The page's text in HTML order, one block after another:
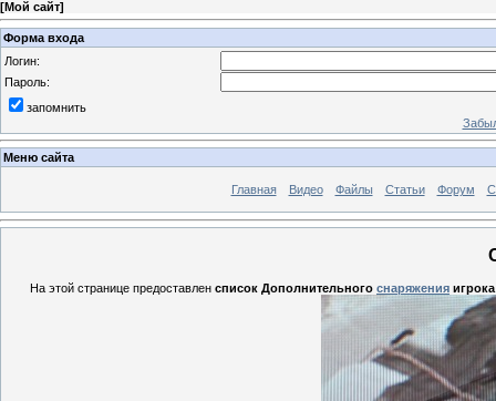
[Мой сайт]
Форма входа
Логин:
Пароль:
запомнить
Меню сайта
Главная Видео Файлы Статьи Форум
На этой странице предоставлен список Дополнительного снаряжения